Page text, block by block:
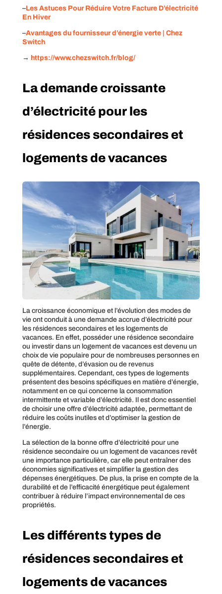
–Les Astuces Pour Réduire Votre Facture D’électricité
En Hiver
–Avantages du fournisseur d’énergie verte | Chez
Switch
→ https://www.chezswitch.fr/blog/
La demande croissante
d’électricité pour les
résidences secondaires et
logements de vacances
La croissance économique et l’évolution des modes de
vie ont conduit à une demande accrue d’électricité pour
les résidences secondaires et les logements de
vacances. En effet, posséder une résidence secondaire
ou investir dans un logement de vacances est devenu un
choix de vie populaire pour de nombreuses personnes en
quête de détente, d’évasion ou de revenus
supplémentaires. Cependant, ces types de logements
présentent des besoins spécifiques en matière d’énergie,
notamment en ce qui concerne la consommation
intermittente et variable d’électricité. Il est donc essentiel
de choisir une offre d’électricité adaptée, permettant de
réduire les coûts inutiles et d’optimiser la gestion de
l’énergie.
La sélection de la bonne offre d’électricité pour une
résidence secondaire ou un logement de vacances revêt
une importance particulière, car elle peut entraîner des
économies significatives et simplifier la gestion des
dépenses énergétiques. De plus, la prise en compte de la
durabilité et de l’efficacité énergétique peut également
contribuer à réduire l’impact environnemental de ces
propriétés.
Les différents types de
résidences secondaires et
logements de vacances